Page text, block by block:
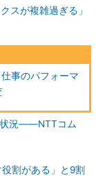
スが複雑過ぎる」
事のパフォーマ
状況――NTTコム
割がある」と9割